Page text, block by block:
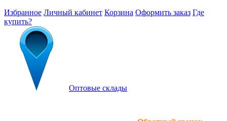
Избранное Личный кабинет Корзина Оформить заказ Где
купить?
Оптовые склады